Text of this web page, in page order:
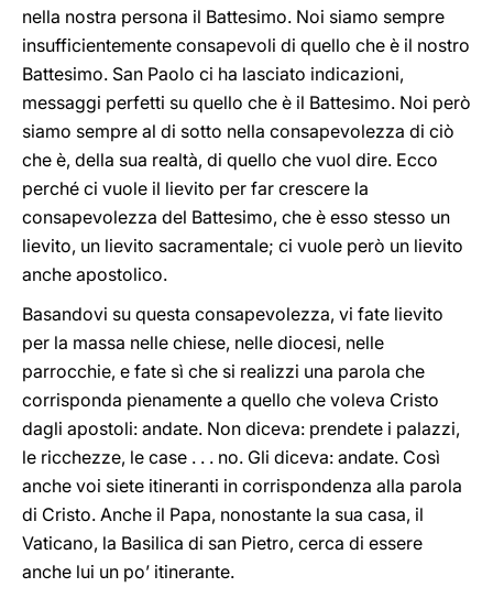
nella nostra persona il Battesimo. Noi siamo sempre
insufficientemente consapevoli di quello che è il nostro
Battesimo. San Paolo ci ha lasciato indicazioni,
messaggi perfetti su quello che è il Battesimo. Noi però
siamo sempre al di sotto nella consapevolezza di ciò
che è, della sua realtà, di quello che vuol dire. Ecco
perché ci vuole il lievito per far crescere la
consapevolezza del Battesimo, che è esso stesso un
lievito, un lievito sacramentale; ci vuole però un lievito
anche apostolico.
Basandovi su questa consapevolezza, vi fate lievito
per la massa nelle chiese, nelle diocesi, nelle
parrocchie, e fate sì che si realizzi una parola che
corrisponda pienamente a quello che voleva Cristo
dagli apostoli: andate. Non diceva: prendete i palazzi,
le ricchezze, le case . . . no. Gli diceva: andate. Così
anche voi siete itineranti in corrispondenza alla parola
di Cristo. Anche il Papa, nonostante la sua casa, il
Vaticano, la Basilica di san Pietro, cerca di essere
anche lui un po’ itinerante.